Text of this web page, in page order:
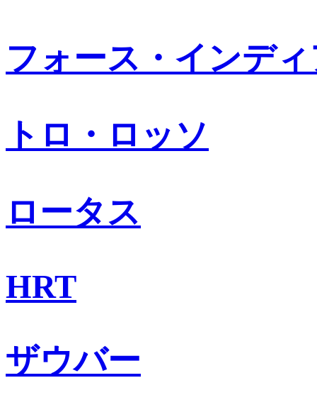
フォース・インデ
トロ・ロッソ
ロータス
HRT
ザウバー